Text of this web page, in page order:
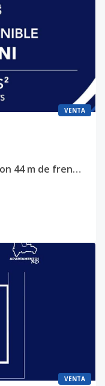
VENTA
Lote consolidado de 1,450 m² con 44 m de frente para desarrollo de alta escala en Piantini
VENTA